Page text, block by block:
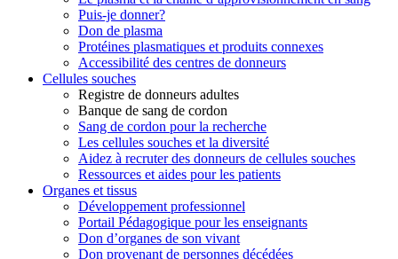
Puis-je donner?
Don de plasma
Protéines plasmatiques et produits connexes
Accessibilité des centres de donneurs
Cellules souches
Registre de donneurs adultes
Banque de sang de cordon
Sang de cordon pour la recherche
Les cellules souches et la diversité
Aidez à recruter des donneurs de cellules souches
Ressources et aides pour les patients
Organes et tissus
Développement professionnel
Portail Pédagogique pour les enseignants
Don d’organes de son vivant
Don provenant de personnes décédées